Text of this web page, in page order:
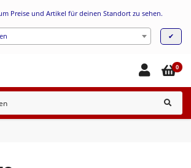
Preise und Artikel für deinen Standort zu sehen.
✔
0